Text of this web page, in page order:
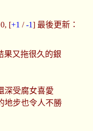
[+1 /-1] 最後更新：
果又拖很久的銀
深受腐女喜愛
地步也令人不勝